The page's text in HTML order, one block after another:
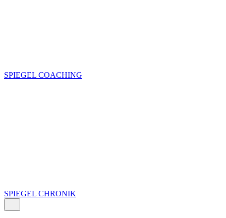
SPIEGEL COACHING
SPIEGEL CHRONIK